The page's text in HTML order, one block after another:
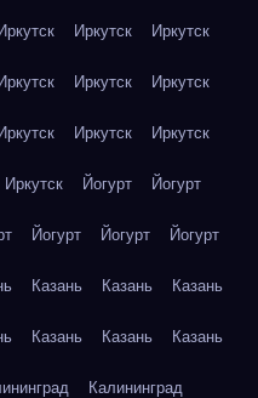
Иркутск Иркутск Иркутск
Иркутск Иркутск Иркутск
Иркутск Иркутск Иркутск
Иркутск Йогурт Йогурт
Йогурт Йогурт Йогурт
Казань Казань Казань
Казань Казань Казань
Калининград